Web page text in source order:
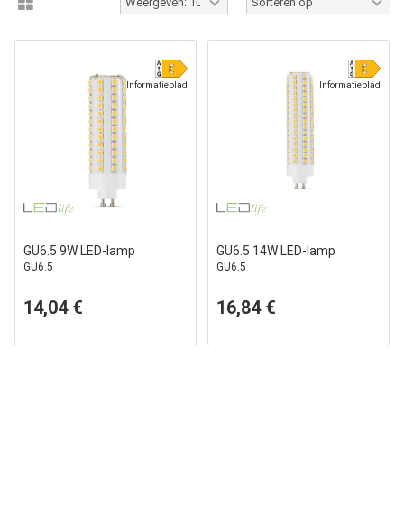
Informatieblad
GU6.5 9W LED-lamp
GU6.5
14,04 €
Informatieblad
GU6.5 14W LED-lamp
GU6.5
16,84 €